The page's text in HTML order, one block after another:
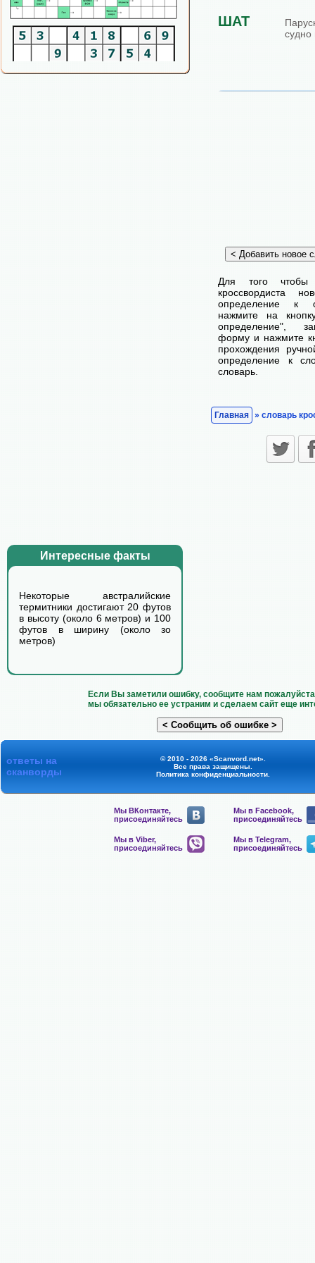
Интересные факты
Некоторые австралийские
термитники достигают 20 футов
в высоту (около 6 метров) и 100
футов в ширину (около зо
метров)
ШАТ
судно
Для того чтобы
кроссвордиста
определение к
нажмите на
определение",
форму и нажмите
прохождения
определение к
словарь.
Главная » словарь
Если Вы заметили ошибку, сообщите нам
мы обязательно ее устраним и сделаем сайт еще
ответы на
сканворды
© 2010 - 2026 «Scanvord.net».
Все права защищены.
Политика конфиденциальности.
Мы ВКонтакте,
присоединяйтесь
Мы в Facebook,
присоединяйтесь
Мы в Viber,
присоединяйтесь
Мы в Telegram,
присоединяйтесь